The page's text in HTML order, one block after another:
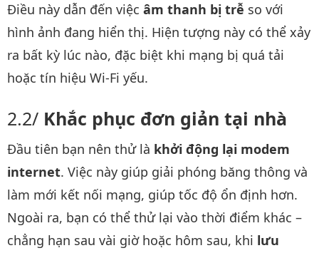
Điều này dẫn đến việc âm thanh bị trễ so với
hình ảnh đang hiển thị. Hiện tượng này có thể xảy
ra bất kỳ lúc nào, đặc biệt khi mạng bị quá tải
hoặc tín hiệu Wi-Fi yếu.
Khắc phục đơn giản tại nhà
Đầu tiên bạn nên thử là khởi động lại modem
internet. Việc này giúp giải phóng băng thông và
làm mới kết nối mạng, giúp tốc độ ổn định hơn.
Ngoài ra, bạn có thể thử lại vào thời điểm khác –
chẳng hạn sau vài giờ hoặc hôm sau, khi lưu